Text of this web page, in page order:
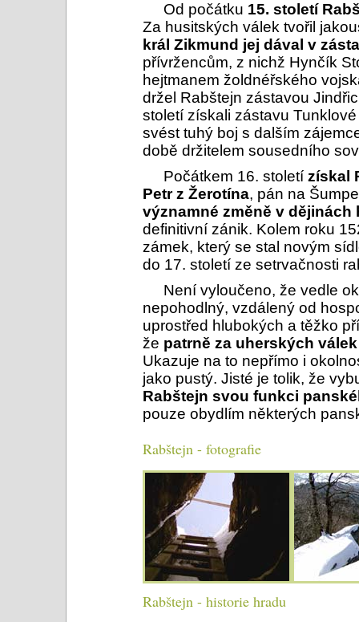
Od počátku 15. století
Za husitských válek tvořil
král Zikmund jej dával v
přívržencům, z nichž Hynčík
hejtmanem žoldnéřského
držel Rabštejn zástavou
století získali zástavu
svést tuhý boj s dalším
době držitelem sousedního
Počátkem 16. století získal
Petr z Žerotína, pán na
významné změně v dějinách
definitivní zánik. Kolem roku
zámek, který se stal novým
do 17. století ze setrvačnosti
Není vyloučeno, že vedle
nepohodlný, vzdálený od
uprostřed hlubokých a těžko
že patrně za uherských
Ukazuje na to nepřímo i
jako pustý. Jisté je tolik, že
Rabštejn svou funkci
pouze obydlím některých
Rabštejn - fotografie
Rabštejn - historie hradu